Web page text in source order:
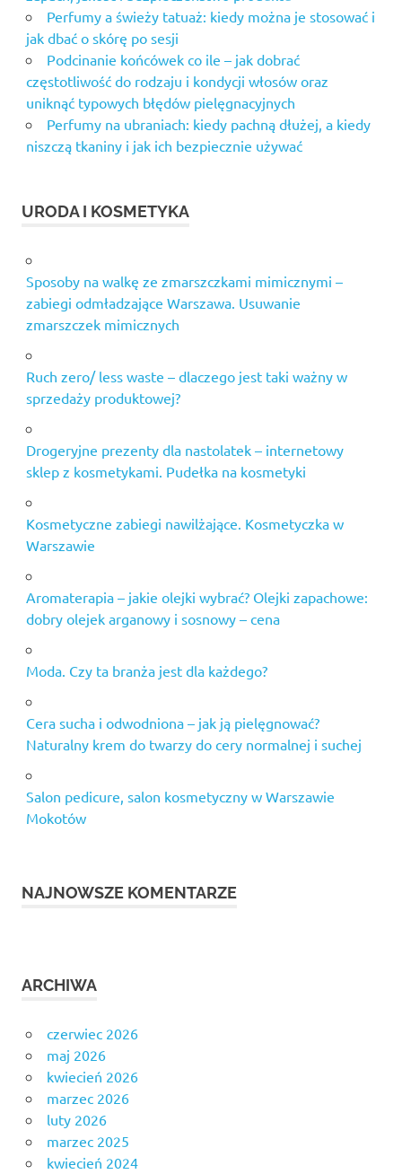
Perfumy a świeży tatuaż: kiedy można je stosować i
jak dbać o skórę po sesji
Podcinanie końcówek co ile – jak dobrać
częstotliwość do rodzaju i kondycji włosów oraz
uniknąć typowych błędów pielęgnacyjnych
Perfumy na ubraniach: kiedy pachną dłużej, a kiedy
niszczą tkaniny i jak ich bezpiecznie używać
URODA I KOSMETYKA
Sposoby na walkę ze zmarszczkami mimicznymi –
zabiegi odmładzające Warszawa. Usuwanie
zmarszczek mimicznych
Ruch zero/ less waste – dlaczego jest taki ważny w
sprzedaży produktowej?
Drogeryjne prezenty dla nastolatek – internetowy
sklep z kosmetykami. Pudełka na kosmetyki
Kosmetyczne zabiegi nawilżające. Kosmetyczka w
Warszawie
Aromaterapia – jakie olejki wybrać? Olejki zapachowe:
dobry olejek arganowy i sosnowy – cena
Moda. Czy ta branża jest dla każdego?
Cera sucha i odwodniona – jak ją pielęgnować?
Naturalny krem do twarzy do cery normalnej i suchej
Salon pedicure, salon kosmetyczny w Warszawie
Mokotów
NAJNOWSZE KOMENTARZE
ARCHIWA
czerwiec 2026
maj 2026
kwiecień 2026
marzec 2026
luty 2026
marzec 2025
kwiecień 2024